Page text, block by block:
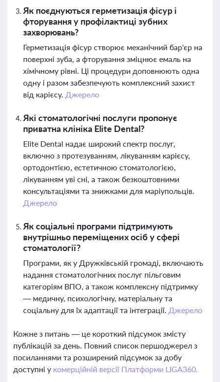
Як поєднуються герметизація фісур і
фторування у профілактиці зубних
захворювань?
Герметизація фісур створює механічний бар'єр на
поверхні зуба, а фторування зміцнює емаль на
хімічному рівні. Ці процедури доповнюють одна
одну і разом забезпечують комплексний захист
від карієсу. Джерело
Які стоматологічні послуги пропонує
приватна клініка Elite Dental?
Elite Dental надає широкий спектр послуг,
включно з протезуванням, лікуванням карієсу,
ортодонтією, естетичною стоматологією,
лікуванням уві сні, а також безкоштовними
консультаціями та знижками для маріупольців.
Джерело
Як соціальні програми підтримують
внутрішньо переміщених осіб у сфері
стоматології?
Програми, як у Дружківській громаді, включають
надання стоматологічних послуг пільговим
категоріям ВПО, а також комплексну підтримку
— медичну, психологічну, матеріальну та
соціальну для їх адаптації та інтеграції. Джерело
Кожне з питань — це короткий підсумок змісту
публікацій за день. Повний список першоджерел з
посиланнями та розширений підсумок за добу
доступні у комерційній версії Платформи LIGA360.